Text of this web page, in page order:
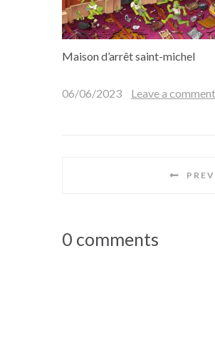
Maison d’arrêt saint-michel
06/06/2023 Leave a comment
0 comments